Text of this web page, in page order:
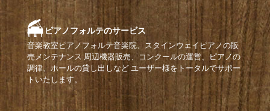
ピアノフォルテのサービス
音楽教室ピアノフォルテ音楽院、スタインウェイピアノの販
売メンテナンス 周辺機器販売、コンクールの運営、ピアノの
調律、ホールの貸し出しなど ユーザー様をトータルでサポー
トいたします。